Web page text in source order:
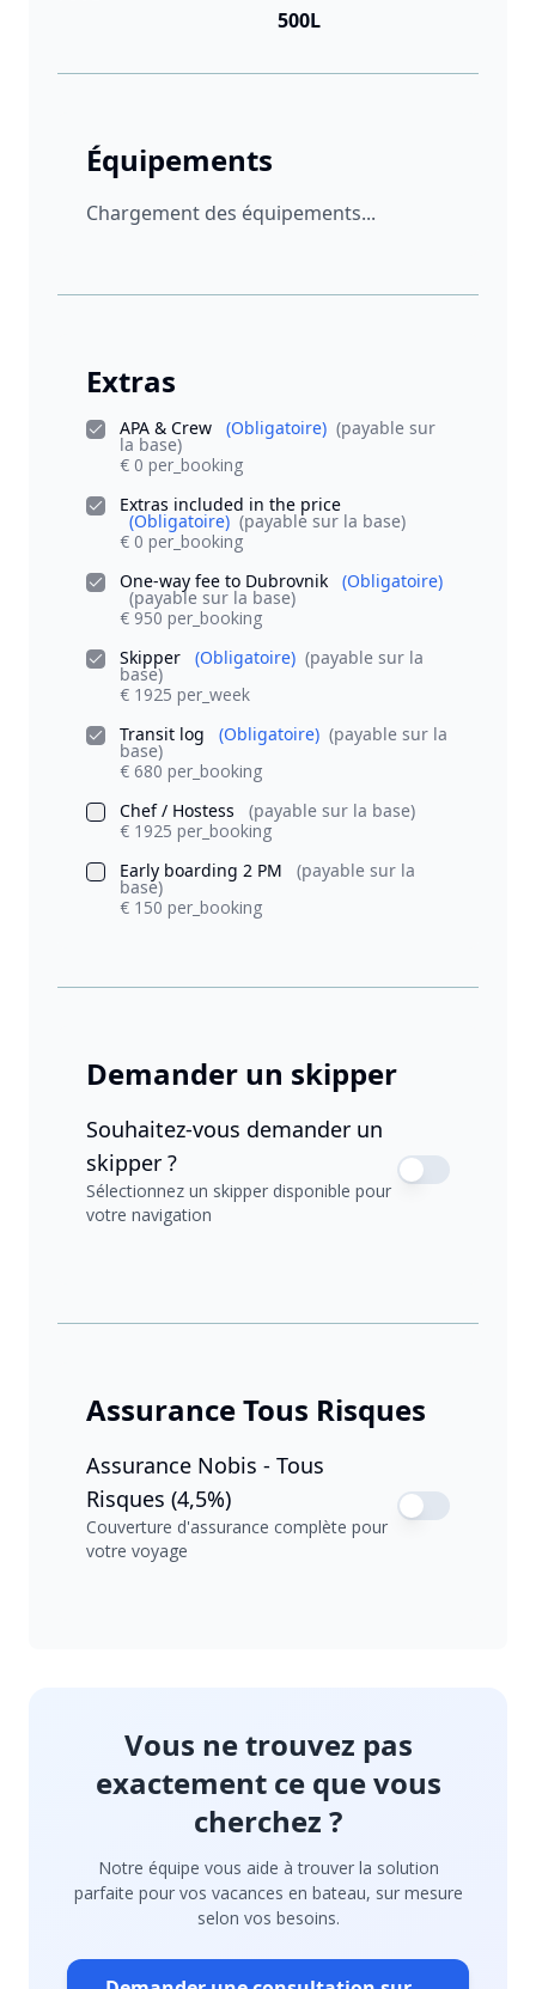
500L
Équipements
Chargement des équipements...
Extras
APA & Crew (Obligatoire) (payable sur
la base)
€ 0 per_booking
Extras included in the price
(Obligatoire) (payable sur la base)
€ 0 per_booking
One-way fee to Dubrovnik
(Obligatoire)
(payable sur la base)
€ 950 per_booking
Skipper
(Obligatoire) (payable sur la
base)
€ 1925 per_week
Transit log
(Obligatoire) (payable sur la
base)
€ 680 per_booking
Chef / Hostess
(payable sur la base)
€ 1925 per_booking
Early boarding 2 PM
(payable sur la
base)
€ 150 per_booking
Demander un skipper
Souhaitez-vous demander un
skipper ?
Sélectionnez un skipper disponible pour
votre navigation
Assurance Tous Risques
Assurance Nobis - Tous
Risques (4,5%)
Couverture d'assurance complète pour
votre voyage
Vous ne trouvez pas
exactement ce que vous
cherchez ?
Notre équipe vous aide à trouver la solution
parfaite pour vos vacances en bateau, sur mesure
selon vos besoins.